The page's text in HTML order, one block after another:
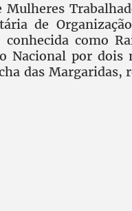
de
como
Nacional por dois
das Margaridas,